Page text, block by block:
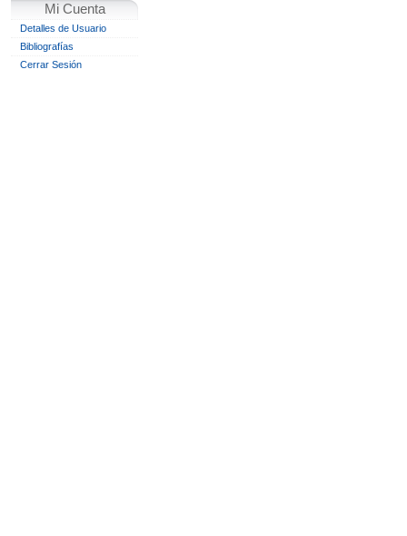
Mi Cuenta
Detalles de Usuario
Bibliografías
Cerrar Sesión